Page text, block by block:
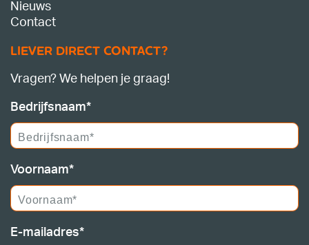
Nieuws
Contact
LIEVER DIRECT CONTACT?
Vragen? We helpen je graag!
Call
me
back
fax
Bedrijfsnaam*
Voornaam*
E-mailadres*